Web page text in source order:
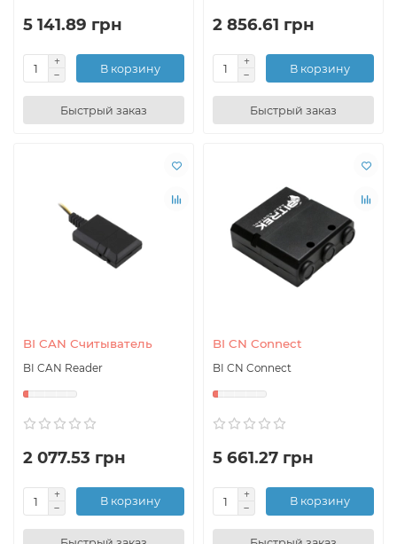
5 141.89 грн
В корзину
Быстрый заказ
2 856.61 грн
В корзину
Быстрый заказ
BI CAN Считыватель
BI CAN Reader
2 077.53 грн
В корзину
BI CN Connect
BI CN Connect
5 661.27 грн
В корзину